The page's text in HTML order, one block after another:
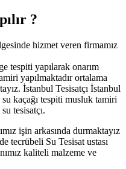
?
hizmet veren firmamız
tespiti yapılarak onarım
yapılmaktadır ortalama
İstanbul Tesisatçı İstanbul
su kaçağı tespiti musluk tamiri
tesisatçı.
işin arkasında durmaktayız
tecrübeli Su Tesisat ustası
kaliteli malzeme ve